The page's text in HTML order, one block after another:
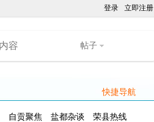
登录 立即注册
帖子
快捷导航
自贡聚焦 盐都杂谈
荣县热线